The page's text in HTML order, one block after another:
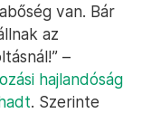
van. Bár
az
–
hajlandóság
. Szerinte